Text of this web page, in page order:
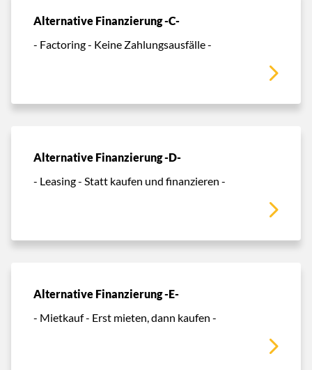
Alternative Finanzierung -C-
- Factoring - Keine Zahlungsausfälle -
Alternative Finanzierung -D-
- Leasing - Statt kaufen und finanzieren -
Alternative Finanzierung -E-
- Mietkauf - Erst mieten, dann kaufen -